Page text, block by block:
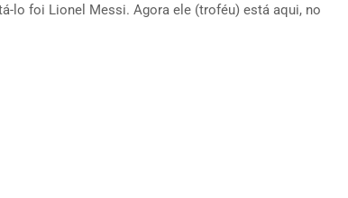
lo foi Lionel Messi. Agora ele (troféu) está aqui, no